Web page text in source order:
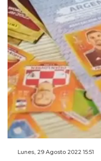
Lunes, 29 Agosto 2022 15:51